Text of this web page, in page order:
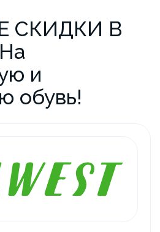
СКИДКИ В
и
обувь!